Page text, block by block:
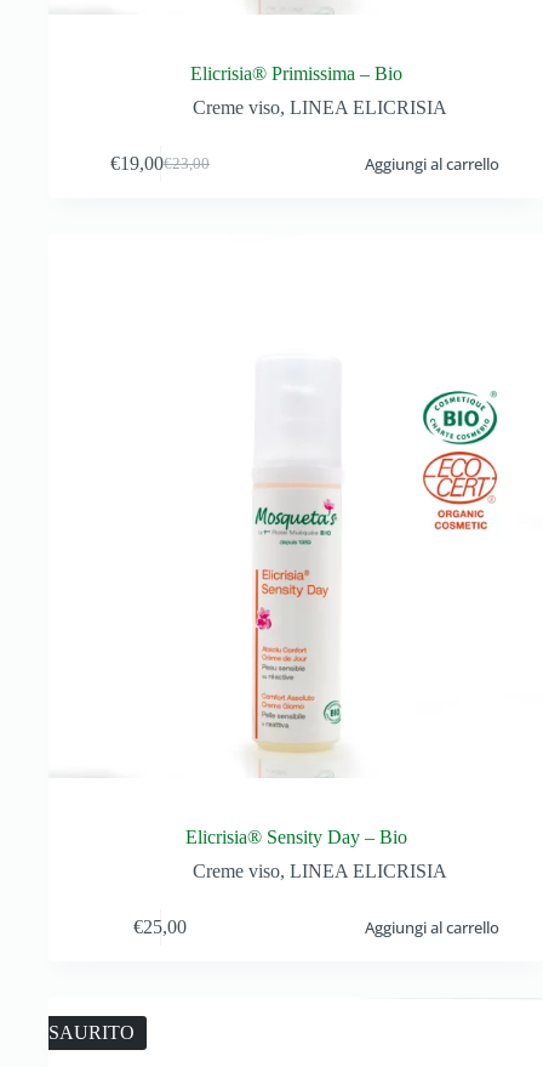
Elicrisia® Primissima – Bio
Creme viso, LINEA ELICRISIA
€23,00
€19,00 Aggiungi al carrello
Elicrisia® Sensity Day – Bio
Creme viso, LINEA ELICRISIA
€25,00 Aggiungi al carrello
ESAURITO